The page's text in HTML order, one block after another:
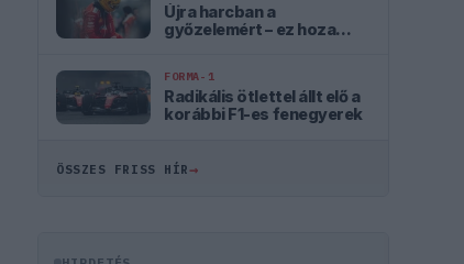
Újra harcban a
győzelemért – ez hoza
FORMA-1
Radikális ötlettel állt elő a
korábbi F1-es fenegyerek
ÖSSZES FRISS HÍR→